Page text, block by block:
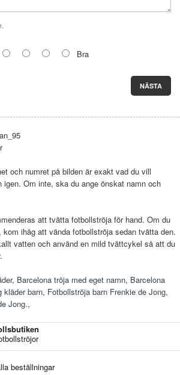
Bra
NÄSTA
och numret på bilden är exakt vad du vill
igen. Om inte, ska du ange önskat namn och
att tvätta fotbollströja för hand. Om du
ihåg att vända fotbollströja sedan tvätta den.
vatten och använd en mild tvättcykel så att du
, Barcelona tröja med eget namn, Barcelona
kläder barn, Fotbollströja barn Frenkie de Jong,
Jong.,
beställningar